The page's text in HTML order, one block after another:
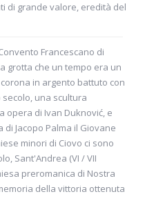
di grande valore, eredità del
Francescano di
grotta che un tempo era un
in argento battuto con
una scultura
opera di Ivan Duknović, e
Jacopo Palma il Giovane
minori di Ciovo ci sono
Sant'Andrea (VI / VII
preromanica di Nostra
della vittoria ottenuta